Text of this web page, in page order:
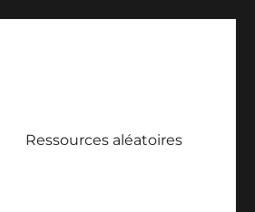
Ressources aléatoires